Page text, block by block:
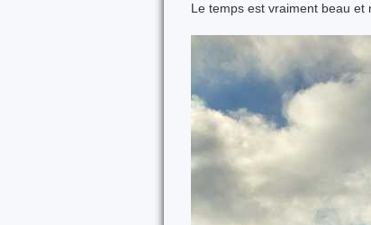
Le temps est vraiment beau et